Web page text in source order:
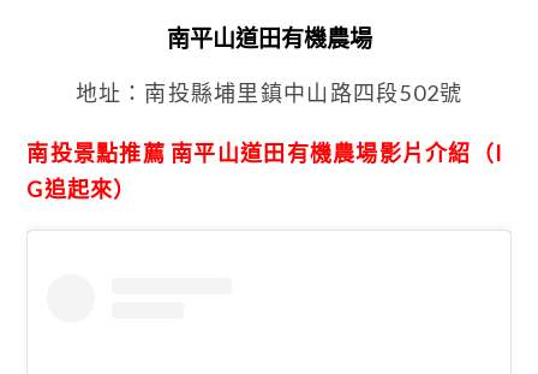
南平山道田有機農場
地址：南投縣埔里鎮中山路四段502號
南投景點推薦 南平山道田有機農場影片介紹 （I
G追起來）